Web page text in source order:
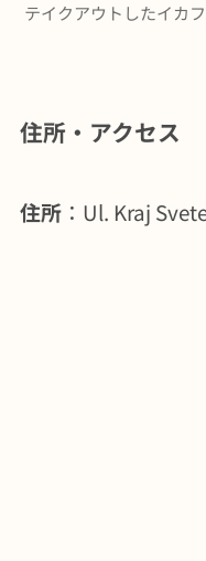
テイクアウトしたイカ
住所・アクセス
住所：Ul. Kraj